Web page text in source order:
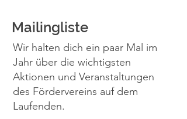
Mailingliste
Wir halten dich ein paar Mal im
Jahr über die wichtigsten
Aktionen und Veranstaltungen
des Fördervereins auf dem
Laufenden.